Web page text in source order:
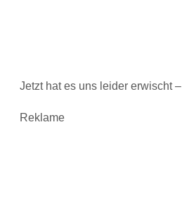
Jetzt hat es uns leider erwischt –
Reklame